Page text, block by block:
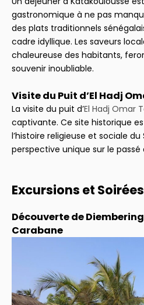
gastronomique à ne pas
des plats traditionnels
cadre idyllique. Les saveurs
chaleureuse des habitants,
souvenir inoubliable.
Visite du Puit d’El Hadj
La visite du puit d’El Hadj Omar
captivante. Ce site historique
l’histoire religieuse et sociale
perspective unique sur le
Excursions et
Découverte de
Carabane